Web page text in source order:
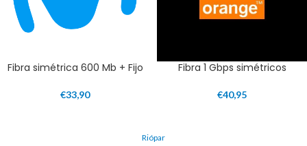
Fibra simétrica 600 Mb + Fijo
€33,90
Fibra 1 Gbps simétricos
€40,95
Riópar